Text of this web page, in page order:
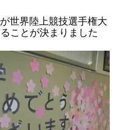
世界陸上競技選手権大
ことが決まりました